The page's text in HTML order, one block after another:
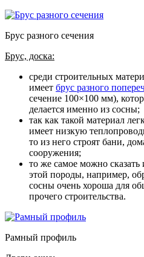
Брус разного сечения
Брус, доска:
среди строительных
имеет брус разного
сечение 100×100 мм),
делается именно из сосны;
так как такой материал
имеет низкую
то из него строят бани,
сооружения;
то же самое можно
этой породы, например,
сосны очень хороша для
прочего строительства.
Рамный профиль